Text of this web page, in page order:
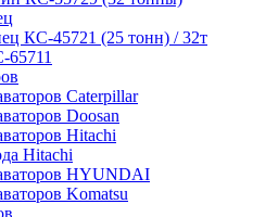
КС-45721 (25 тонн) / 32т
65711
Caterpillar
Doosan
Hitachi
Hitachi
HYUNDAI
Komatsu